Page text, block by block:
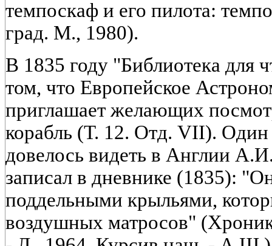
темпоскаф и его пилота:
град. М., 1980).
В 1835 году "Библиотека для
том, что Европейское
приглашает желающих
корабль (Т. 12. Отд. VII). Один
довелось видеть в Англии
записал в дневнике (1835):
поддельными крыльями,
воздушных матросов"